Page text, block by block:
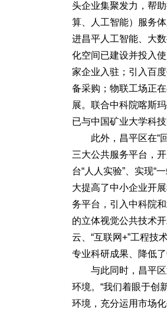
头企业集聚发力，帮
算、人工智能）服务
进昌平人工智能、大
化空间已建设并投入
家企业入驻；引入百
备采购；物联工场正
展。联合中科院喀斯
已与中国矿业大学科
此外，昌平区在“
三大公共服务平台，
台“人人实验”、实现“
大提高了中小企业开
务平台，引入中科院
的立体视觉公共技术
云、“互联网+”工程技
专业科研成果、降低
与此同时，昌平
环境。“我们着眼于创
环境，充分运用市场